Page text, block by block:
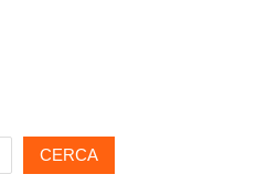
CERCA